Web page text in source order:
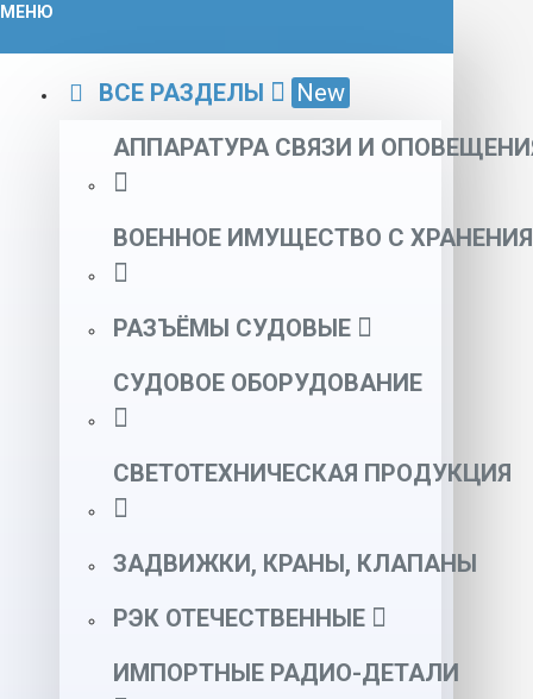
МЕНЮ
ВСЕ РАЗДЕЛЫ
New
АППАРАТУРА СВЯЗИ И
ВОЕННОЕ ИМУЩЕСТВО С ХРАНЕНИЯ
РАЗЪЁМЫ СУДОВЫЕ
СУДОВОЕ ОБОРУДОВАНИЕ
СВЕТОТЕХНИЧЕСКАЯ ПРОДУКЦИЯ
ЗАДВИЖКИ, КРАНЫ, КЛАПАНЫ
РЭК ОТЕЧЕСТВЕННЫЕ
ИМПОРТНЫЕ РАДИО-ДЕТАЛИ